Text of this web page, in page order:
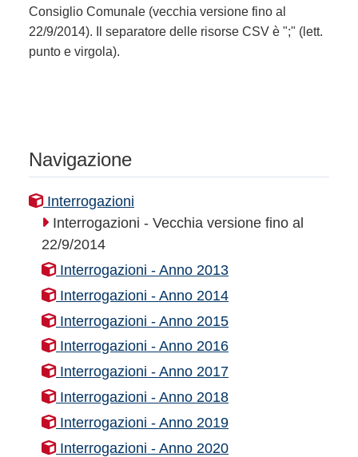
Consiglio Comunale (vecchia versione fino al
22/9/2014). Il separatore delle risorse CSV è ";" (lett.
punto e virgola).
Navigazione
Interrogazioni
Interrogazioni - Vecchia versione fino al
22/9/2014
Interrogazioni - Anno 2013
Interrogazioni - Anno 2014
Interrogazioni - Anno 2015
Interrogazioni - Anno 2016
Interrogazioni - Anno 2017
Interrogazioni - Anno 2018
Interrogazioni - Anno 2019
Interrogazioni - Anno 2020